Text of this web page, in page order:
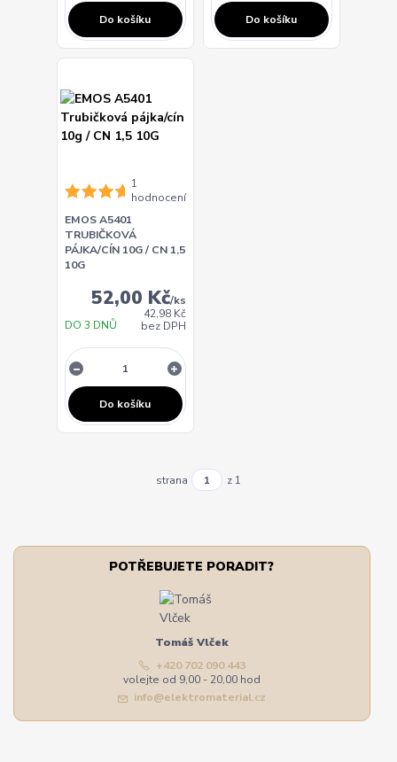
Do košíku Do košíku
1
hodnocení
EMOS A5401
TRUBIČKOVÁ
PÁJKA/CÍN 10G / CN 1,5
10G
52,00 Kč/ks
42,98 Kč
bez DPH
DO 3 DNŮ
Do košíku
strana z 1
POTŘEBUJETE PORADIT?
Tomáš Vlček
+420 702 090 443
volejte od 9,00 - 20,00 hod
info@elektromaterial.cz